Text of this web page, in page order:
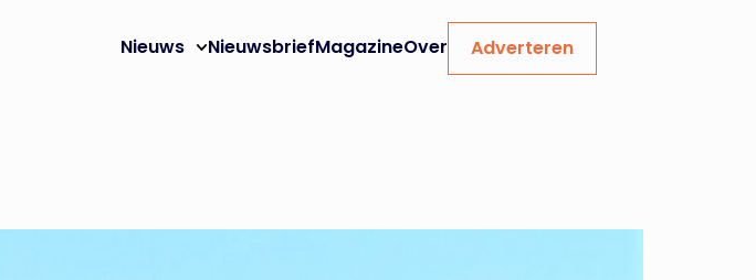
Nieuws NieuwsbriefMagazineOver Adverteren